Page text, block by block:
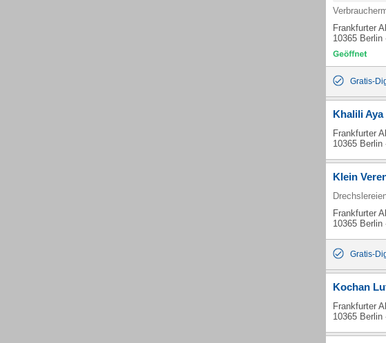
Frankfurter
10365 Berlin
Gratis-
Khalili Aya
Frankfurter
10365 Berlin
Klein
Frankfurter
10365 Berlin
Gratis-
Kochan
Frankfurter
10365 Berlin